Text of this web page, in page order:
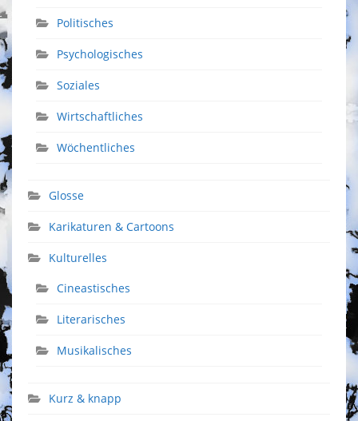
Politisches
Psychologisches
Soziales
Wirtschaftliches
Wöchentliches
Glosse
Karikaturen & Cartoons
Kulturelles
Cineastisches
Literarisches
Musikalisches
Kurz & knapp